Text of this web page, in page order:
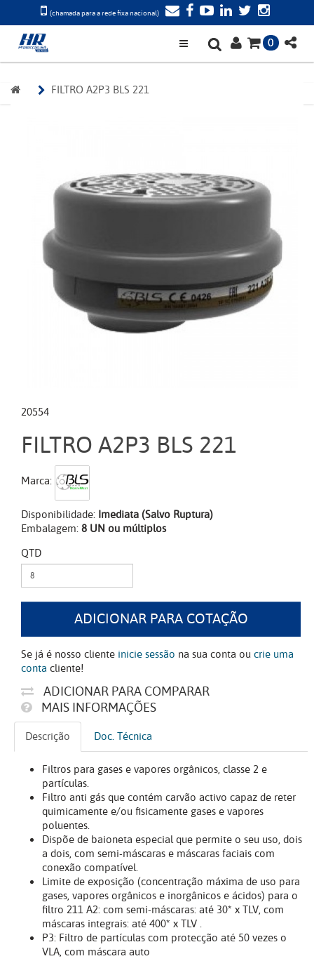
(chamada para a rede fixa nacional)
0
FILTRO A2P3 BLS 221
20554
FILTRO A2P3 BLS 221
Marca:
Disponibilidade: Imediata (Salvo Ruptura)
Embalagem:8 UN ou múltiplos
QTD
ADICIONAR PARA COTAÇÃO
Se já é nosso cliente inicie sessão na sua conta oucrie uma
conta cliente!
ADICIONAR PARA COMPARAR
MAIS INFORMAÇÕES
Descrição Doc. Técnica
Filtros para gases e vapores orgânicos, classe 2 e
partículas.
Filtro anti gás que contém carvão activo capaz de reter
quimicamente e/ou fisicamente gases e vapores
poluentes.
Dispõe de baioneta especial que permite o seu uso, dois
a dois, com semi-máscaras e máscaras faciais com
conexão compatível.
Limite de exposição (concentração máxima de uso para
gases, vapores orgânicos e inorgânicos e ácidos) para o
filtro 211 A2: com semi-máscaras: até 30* x TLV, com
máscaras integrais: até 400* x TLV .
P3: Filtro de partículas com protecção até 50 vezes o
VLA, com máscara auto